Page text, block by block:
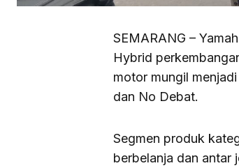
SEMARANG –
Hybrid
motor mungil
dan No Debat.
Segmen produk
berbelanja dan antar